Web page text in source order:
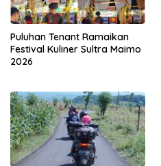
Puluhan Tenant Ramaikan
Festival Kuliner Sultra Maimo
2026